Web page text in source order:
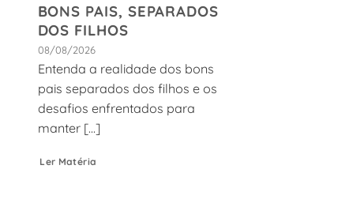
BONS PAIS, SEPARADOS
DOS FILHOS
08/08/2026
Entenda a realidade dos bons
pais separados dos filhos e os
desafios enfrentados para
manter [...]
Ler Matéria